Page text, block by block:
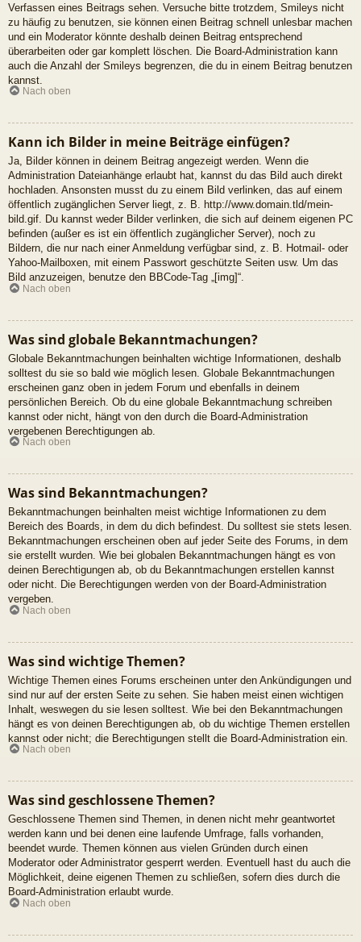
Verfassen eines Beitrags sehen. Versuche bitte trotzdem, Smileys nicht
zu häufig zu benutzen, sie können einen Beitrag schnell unlesbar machen
und ein Moderator könnte deshalb deinen Beitrag entsprechend
überarbeiten oder gar komplett löschen. Die Board-Administration kann
auch die Anzahl der Smileys begrenzen, die du in einem Beitrag benutzen
kannst.
Nach oben
Kann ich Bilder in meine Beiträge einfügen?
Ja, Bilder können in deinem Beitrag angezeigt werden. Wenn die
Administration Dateianhänge erlaubt hat, kannst du das Bild auch direkt
hochladen. Ansonsten musst du zu einem Bild verlinken, das auf einem
öffentlich zugänglichen Server liegt, z. B. http://www.domain.tld/mein-
bild.gif. Du kannst weder Bilder verlinken, die sich auf deinem eigenen PC
befinden (außer es ist ein öffentlich zugänglicher Server), noch zu
Bildern, die nur nach einer Anmeldung verfügbar sind, z. B. Hotmail- oder
Yahoo-Mailboxen, mit einem Passwort geschützte Seiten usw. Um das
Bild anzuzeigen, benutze den BBCode-Tag „[img]“.
Nach oben
Was sind globale Bekanntmachungen?
Globale Bekanntmachungen beinhalten wichtige Informationen, deshalb
solltest du sie so bald wie möglich lesen. Globale Bekanntmachungen
erscheinen ganz oben in jedem Forum und ebenfalls in deinem
persönlichen Bereich. Ob du eine globale Bekanntmachung schreiben
kannst oder nicht, hängt von den durch die Board-Administration
vergebenen Berechtigungen ab.
Nach oben
Was sind Bekanntmachungen?
Bekanntmachungen beinhalten meist wichtige Informationen zu dem
Bereich des Boards, in dem du dich befindest. Du solltest sie stets lesen.
Bekanntmachungen erscheinen oben auf jeder Seite des Forums, in dem
sie erstellt wurden. Wie bei globalen Bekanntmachungen hängt es von
deinen Berechtigungen ab, ob du Bekanntmachungen erstellen kannst
oder nicht. Die Berechtigungen werden von der Board-Administration
vergeben.
Nach oben
Was sind wichtige Themen?
Wichtige Themen eines Forums erscheinen unter den Ankündigungen und
sind nur auf der ersten Seite zu sehen. Sie haben meist einen wichtigen
Inhalt, weswegen du sie lesen solltest. Wie bei den Bekanntmachungen
hängt es von deinen Berechtigungen ab, ob du wichtige Themen erstellen
kannst oder nicht; die Berechtigungen stellt die Board-Administration ein.
Nach oben
Was sind geschlossene Themen?
Geschlossene Themen sind Themen, in denen nicht mehr geantwortet
werden kann und bei denen eine laufende Umfrage, falls vorhanden,
beendet wurde. Themen können aus vielen Gründen durch einen
Moderator oder Administrator gesperrt werden. Eventuell hast du auch die
Möglichkeit, deine eigenen Themen zu schließen, sofern dies durch die
Board-Administration erlaubt wurde.
Nach oben